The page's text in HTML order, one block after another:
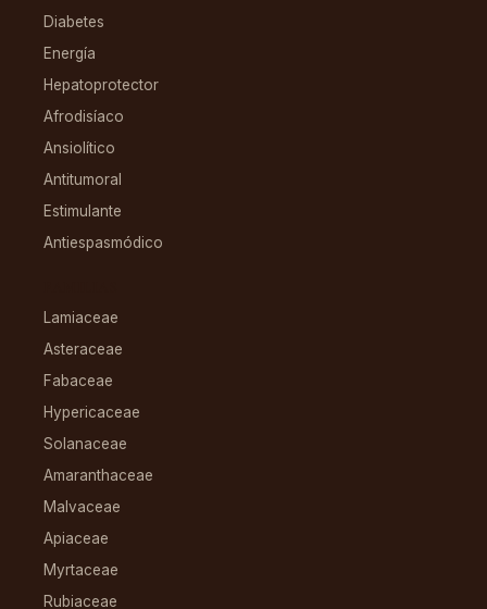
Diabetes
Energía
Hepatoprotector
Afrodisíaco
Ansiolítico
Antitumoral
Estimulante
Antiespasmódico
Lamiaceae
Asteraceae
Fabaceae
Hypericaceae
Solanaceae
Amaranthaceae
Malvaceae
Apiaceae
Myrtaceae
Rubiaceae